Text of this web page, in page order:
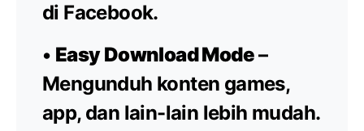
di Facebook.
• Easy Download Mode–
Mengunduh konten games,
app, dan lain-lain lebih mudah.